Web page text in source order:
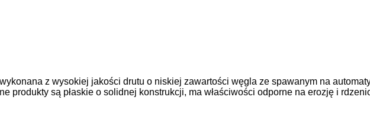
z wysokiej jakości drutu o niskiej zawartości węgla ze spawanym na
produkty są płaskie o solidnej konstrukcji, ma właściwości odporne na erozję i